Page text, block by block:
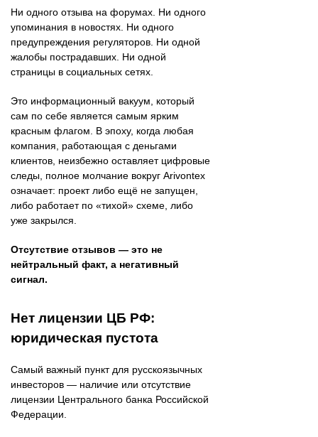
Ни одного отзыва на форумах. Ни одного
упоминания в новостях. Ни одного
предупреждения регуляторов. Ни одной
жалобы пострадавших. Ни одной
страницы в социальных сетях.
Это информационный вакуум, который
сам по себе является самым ярким
красным флагом. В эпоху, когда любая
компания, работающая с деньгами
клиентов, неизбежно оставляет цифровые
следы, полное молчание вокруг Arivontex
означает: проект либо ещё не запущен,
либо работает по «тихой» схеме, либо
уже закрылся.
Отсутствие отзывов — это не
нейтральный факт, а негативный
сигнал.
Нет лицензии ЦБ РФ:
юридическая пустота
Самый важный пункт для русскоязычных
инвесторов — наличие или отсутствие
лицензии Центрального банка Российской
Федерации.